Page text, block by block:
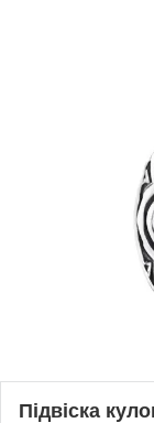
Підвіска